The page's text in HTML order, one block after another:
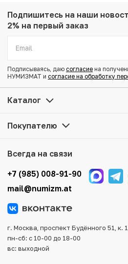
Проба: 917
Вес: 11.66 г
Тираж: 104.797.000
Без отметки монетного двора
Купить 1 рупия 1906 года
Все монеты, представленные в
Мы доставим Ваш заказ в любой
того, возможен самовывоз
Для вашего удобства
оплаты и доставки заказа. Все
повреждения во время доставки.
Подпишитесь на наши
2% на первый заказ
Подписываясь, даю согласие на
НУМИЗМАТ и согласие на обработку
Каталог
Покупателю
Всегда на связи
+7 (985) 008-91-90
mail@numizm.at
г. Москва, проспект Будённого 51, к.
пн-сб: с 10-00 до 18-00
вс: выходной